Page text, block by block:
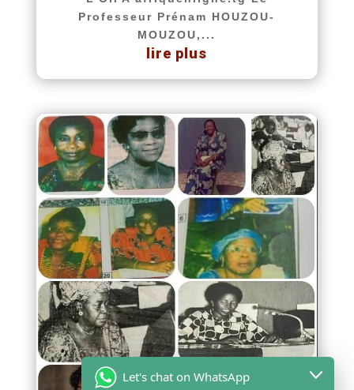
Professeur Prénam HOUZOU-
MOUZOU,...
lire plus
Let's chat on WhatsApp